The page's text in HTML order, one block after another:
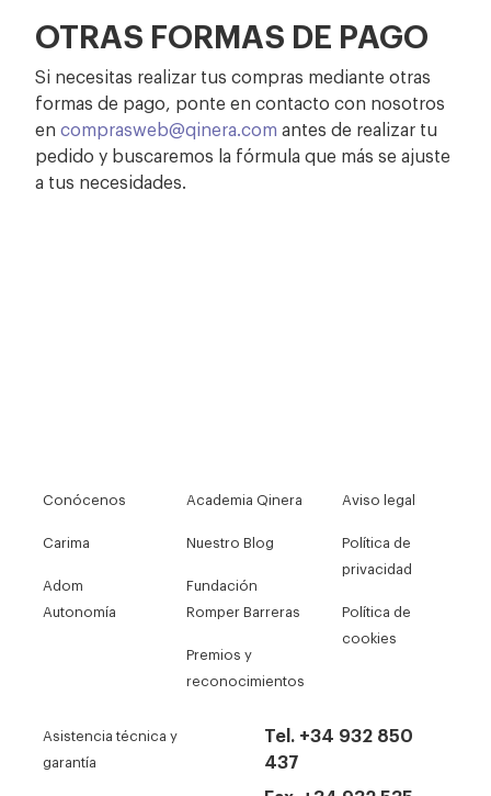
OTRAS FORMAS DE PAGO
Si necesitas realizar tus compras mediante otras
formas de pago, ponte en contacto con nosotros
encomprasweb@qinera.com antes de realizar tu
pedido y buscaremos la fórmula que más se ajuste
a tus necesidades.
Conócenos
Carima
Adom
Autonomía
Academia Qinera
Nuestro Blog
Fundación
Romper Barreras
Premios y
reconocimientos
Aviso legal
Política de
privacidad
Política de
cookies
Asistencia técnica y
garantía
Tel. +34 932 850
437